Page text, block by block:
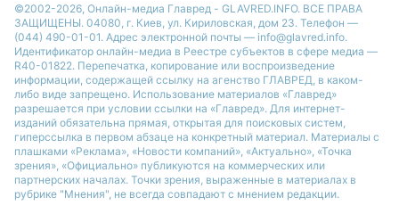
©2002-2026, Онлайн-медиа Главред - GLAVRED.INFO. ВСЕ ПРАВА
ЗАЩИЩЕНЫ. 04080, г. Киев, ул. Кириловская, дом 23. Телефон —
(044) 490-01-01. Адрес электронной почты — info@glavred.info.
Идентификатор онлайн-медиа в Реестре cубъектов в сфере медиа —
R40-01822. Перепечатка, копирование или воспроизведение
информации, содержащей ссылку на агенство ГЛАВРЕД, в каком-
либо виде запрещено. Использование материалов «Главред»
разрешается при условии ссылки на «Главред». Для интернет-
изданий обязательна прямая, открытая для поисковых систем,
гиперссылка в первом абзаце на конкретный материал. Материалы с
плашками «Реклама», «Новости компаний», «Актуально», «Точка
зрения», «Официально» публикуются на коммерческих или
партнерских началах. Точки зрения, выраженные в материалах в
рубрике "Мнения", не всегда совпадают с мнением редакции.